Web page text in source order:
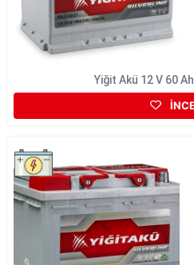
Yiğit Akü 12 V 60